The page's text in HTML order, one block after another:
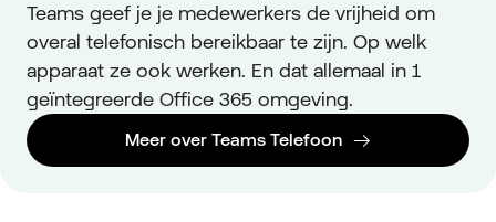
Teams geef je je medewerkers de vrijheid om
overal telefonisch bereikbaar te zijn. Op welk
apparaat ze ook werken. En dat allemaal in 1
geïntegreerde Office 365 omgeving.
Meer over Teams Telefoon